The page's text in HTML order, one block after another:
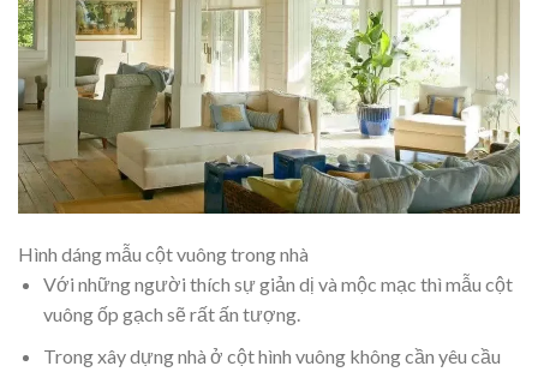
Hình dáng mẫu cột vuông trong nhà
Với những người thích sự giản dị và mộc mạc thì mẫu cột
vuông ốp gạch sẽ rất ấn tượng.
Trong xây dựng nhà ở cột hình vuông không cần yêu cầu